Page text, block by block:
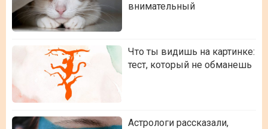
внимательный
Что ты видишь на картинке:
тест, который не обманешь
Астрологи рассказали,